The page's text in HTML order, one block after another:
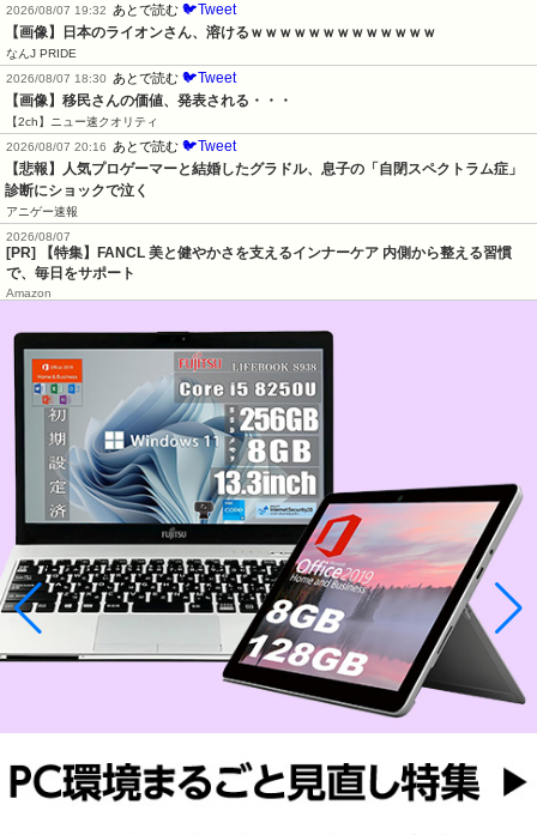
2026/08/07 19:32
あとで読む 🐦Tweet
【画像】日本のライオンさん、溶けるｗｗｗｗｗｗｗｗｗｗｗｗｗ
なんJ PRIDE
2026/08/07 18:30
あとで読む 🐦Tweet
【画像】移民さんの価値、発表される・・・
【2ch】ニュー速クオリティ
2026/08/07 20:16
あとで読む 🐦Tweet
【悲報】人気プロゲーマーと結婚したグラドル、息子の「自閉スペクトラム症」
診断にショックで泣く
アニゲー速報
2026/08/07
[PR] 【特集】FANCL 美と健やかさを支えるインナーケア 内側から整える習慣
で、毎日をサポート
Amazon